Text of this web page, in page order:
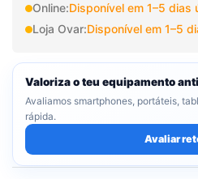
Online:Disponível em 1–5 dias
Loja Ovar:Disponível em 1–5
Valoriza o teu equipamento
Avaliamos smartphones, portáteis,
rápida.
Avaliar